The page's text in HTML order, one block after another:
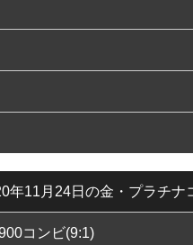
年11月24日の金・プラチナ
コンビ(9:1)